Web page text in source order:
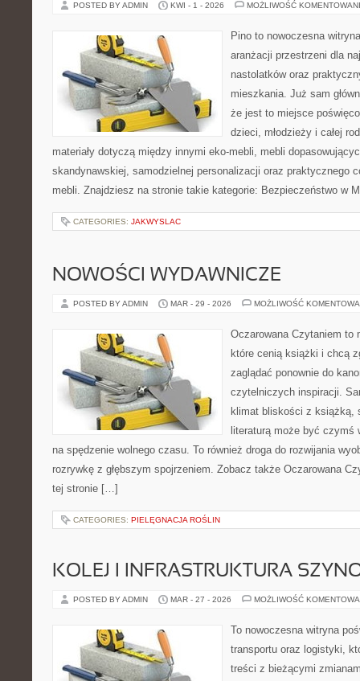
POSTED BY ADMIN KWI - 1 - 2026 MOŻLIWOŚĆ
Pino to nowoczesna
aranżacji przestrzeni dla
nastolatków oraz
mieszkania. Już sam
że jest to miejsce
dzieci, młodzieży i całej
materiały dotyczą między innymi eko-mebli, mebli
skandynawskiej, samodzielnej personalizacji oraz praktycznego
mebli. Znajdziesz na stronie takie kategorie: Bezpieczeństwo w
CATEGORIES: JAKWYSLAC
NOWOŚCI WYDAWNICZE
POSTED BY ADMIN MAR - 29 - 2026 MOŻLIWOŚĆ
Oczarowana Czytaniem to
które cenią książki i chcą
zaglądać ponownie do
czytelniczych inspiracji.
klimat bliskości z książką,
literaturą może być
na spędzenie wolnego czasu. To również droga do rozwijania
rozrywkę z głębszym spojrzeniem. Zobacz także Oczarowana
tej stronie […]
CATEGORIES: PIELĘGNACJA ROŚLIN
KOLEJ I INFRASTRUKTURA
POSTED BY ADMIN MAR - 27 - 2026 MOŻLIWOŚĆ
To nowoczesna witryna
transportu oraz logistyki,
treści z bieżącymi